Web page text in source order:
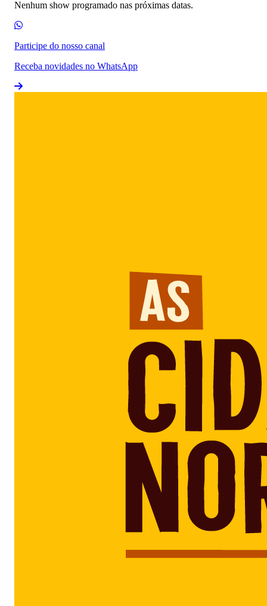
Nenhum show programado nas próximas datas.
Participe do nosso canal
Receba novidades no WhatsApp